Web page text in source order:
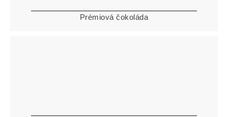
Prémiová čokoláda